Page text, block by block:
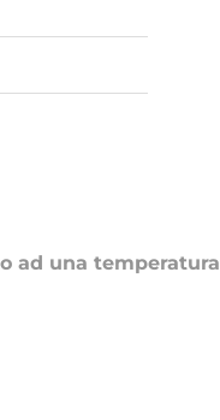
ad una temperatura